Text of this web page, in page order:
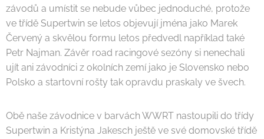
závodů a umístit se nebude vůbec jednoduché, protože
ve třídě Supertwin se letos objevují jména jako Marek
Červený a skvělou formu letos předvedl například také
Petr Najman. Závěr road racingové sezóny si nenechali
ujít ani závodníci z okolních zemí jako je Slovensko nebo
Polsko a startovní rošty tak opravdu praskaly ve švech.
Obě naše závodnice v barvách WWRT nastoupili do třídy
Supertwin a Kristýna Jakesch ještě ve své domovské třídě